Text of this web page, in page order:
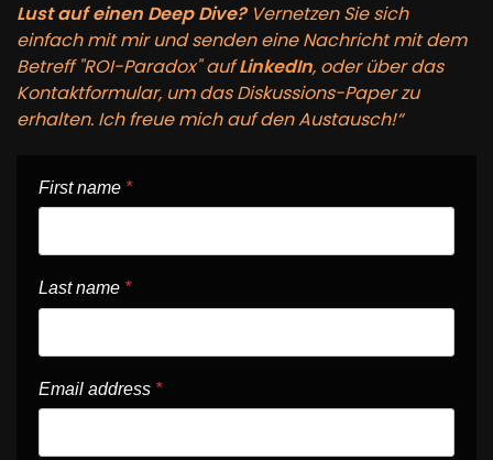
Lust auf einen Deep Dive?Vernetzen Sie sich
einfach mit mir und senden eine Nachricht mit dem
Betreff "ROI-Paradox" aufLinkedIn, oder über das
Kontaktformular, um das Diskussions-Paper zu
erhalten. Ich freue mich auf den Austausch!“
First name *
Last name *
Email address *